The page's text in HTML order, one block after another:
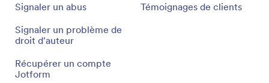
Signaler un abus
Signaler un problème de
droit d'auteur
Récupérer un compte
Jotform
Témoignages de clients